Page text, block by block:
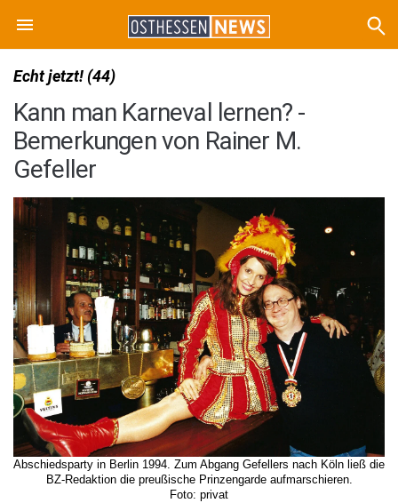
Echt jetzt! (44)
Kann man Karneval lernen? -
Bemerkungen von Rainer M.
Gefeller
Abschiedsparty in Berlin 1994. Zum Abgang Gefellers nach Köln ließ die
BZ-Redaktion die preußische Prinzengarde aufmarschieren.
Foto: privat